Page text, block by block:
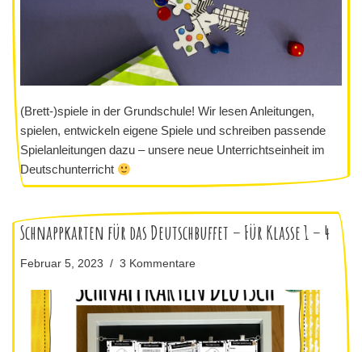
(Brett-)spiele in der Grundschule! Wir lesen Anleitungen,
spielen, entwickeln eigene Spiele und schreiben passende
Spielanleitungen dazu – unsere neue Unterrichtseinheit im
Deutschunterricht
Schnappkarten für das Deutschbuffet – Für Klasse 1 – 4
Februar 5, 2023 3 Kommentare